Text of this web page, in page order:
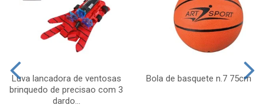
Luva lancadora de ventosas
brinquedo de precisao com 3
dardo...
Bola de basquete n.7 75cm